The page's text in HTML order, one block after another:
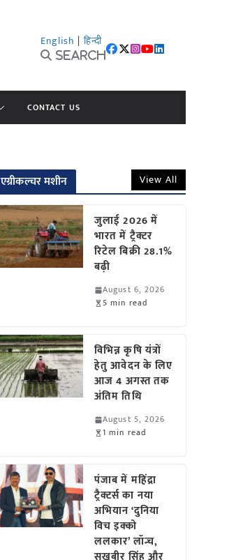
English | हिन्दी
Search
CONTACT US
एग्रीकल्चर मशीन View All
जुलाई 2026 में
भारत में ट्रैक्टर
रिटेल बिक्री 28.1%
बढ़ी
August 6, 2026
5 min read
विभिन्न कृषि यंत्रों
हेतु आवेदन के लिए
आज 4 अगस्त तक
अंतिम तिथि
August 5, 2026
1 min read
पंजाब में महिंद्रा
ट्रैक्टर्स का नया
अभियान ‘दुनिया
विच इक्को
ललकार’ लॉन्च,